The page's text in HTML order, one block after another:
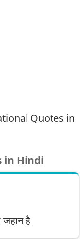
in Hindi
जहान है